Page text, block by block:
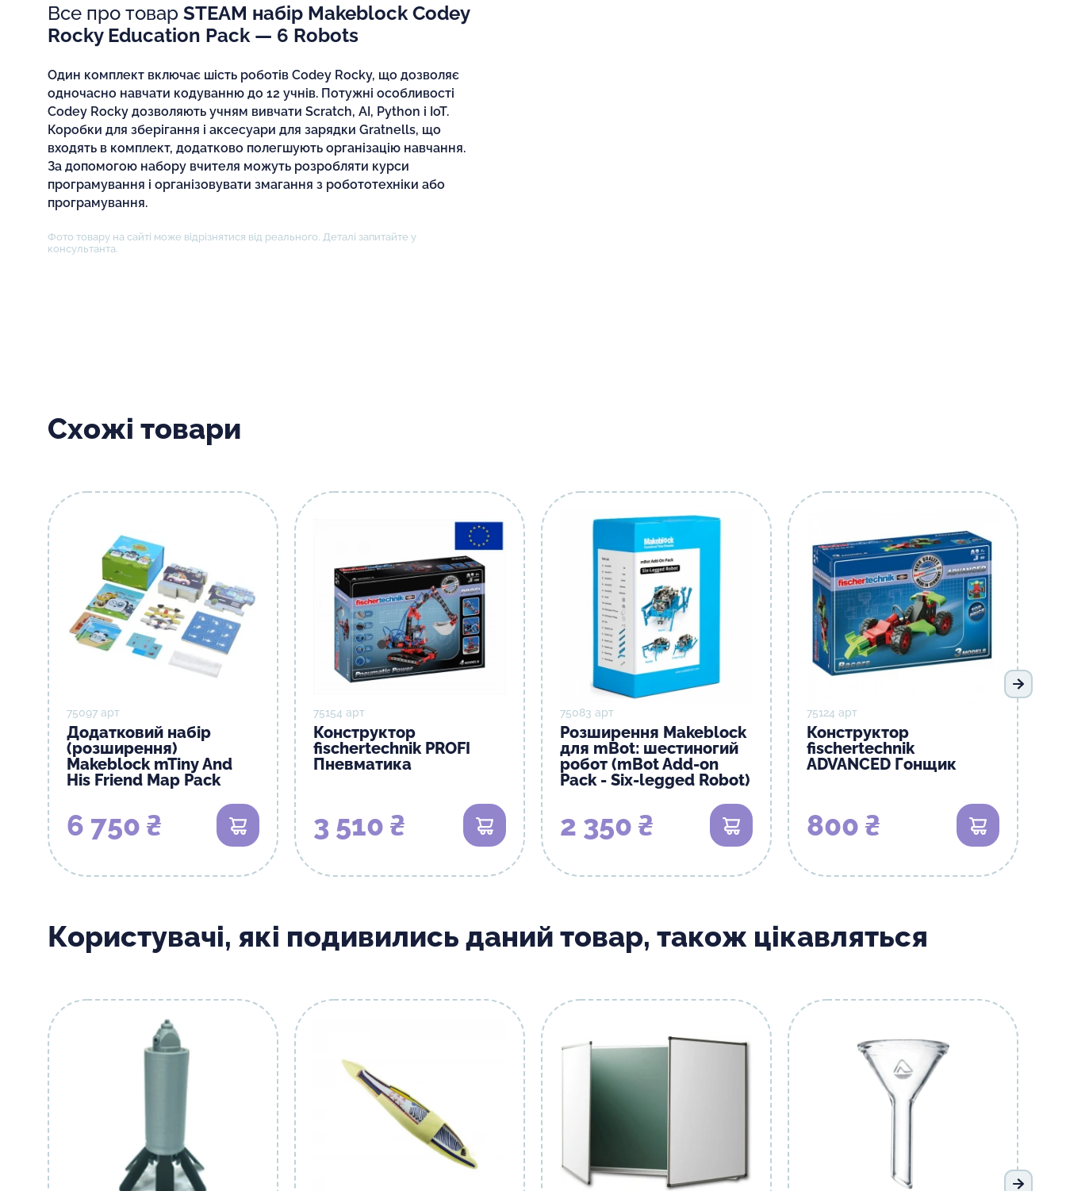
Все про товар STEAM набір Makeblock Codey
Rocky Education Pack — 6 Robots
Один комплект включає шість роботів Codey Rocky, що дозволяє
одночасно навчати кодуванню до 12 учнів. Потужні особливості
Codey Rocky дозволяють учням вивчати Scratch, AI, Python і IoT.
Коробки для зберігання і аксесуари для зарядки Gratnells, що
входять в комплект, додатково полегшують організацію навчання.
За допомогою набору вчителя можуть розробляти курси
програмування і організовувати змагання з робототехніки або
програмування.
Фото товару на сайті може відрізнятися від реального. Деталі запитайте у
консультанта.
Схожі товари
75097 арт
Додатковий набір
(розширення)
Makeblock mTiny And
His Friend Map Pack
6 750 ₴ В кошик
75154 арт
Конструктор
fisсhertechnik PROFI
Пневматика
3 510 ₴ В кошик
75083 арт
Розширення Makeblock
для mBot: шестиногий
робот (mBot Add-on
Pack - Six-legged Robot)
2 350 ₴ В кошик
75124 арт
Конструктор
fisсhertechnik
ADVANCED Гонщик
800 ₴ В кошик
Користувачі, які подивились даний товар, також цікавляться